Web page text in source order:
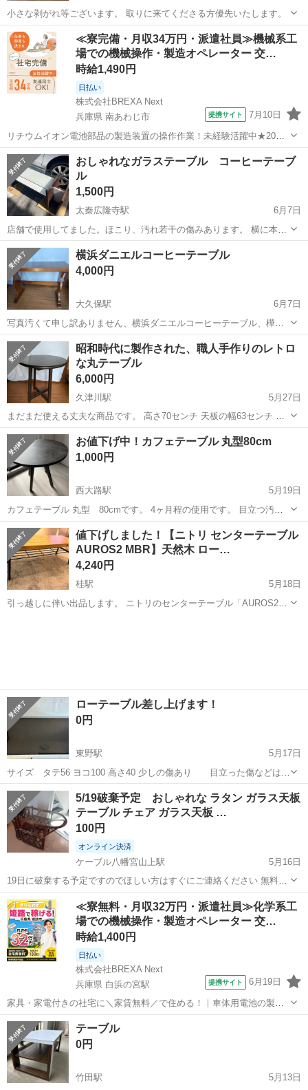
小さな剥がれ等ございます。 取りに来てくださる方優先いたします。
京都 京都市 藤森駅 テーブル LOWYA
≪寮完備・月収34万円・派遣社員≫機械系工
場での機械操作・製造オペレーター 交…
時給1,490円
日払い
株式会社BREXA Next
兵庫県 南あわじ市
提携サイト 7月10日
リチウムイオン電池部品の製造装置の操作作業！未経験活躍中★20～
50代の男性活躍中！嬉しい時給1,490円！生活支援物資事前対応可◎ワ
ンルーム寮完備！赴任旅費会社負担！正社員登用制度あり◎《兵庫県
南あわじ市》 人気の工場の...
兵庫 南あわじ市 その他
おしゃれなガラステーブル コーヒーテーブ
ル
1,500円
太秦広隆寺駅
6月7日
店舗で使用してました。ほこり、汚れ若干の傷みあります。 横に本が
立てかけられようになってます。 ガラス板下も棚になってるので本が
置けます。 絵本は商品に含まれません。 引き取り希望です。 神経質
な方はご遠慮ください。 ...
京都 京都市 太秦広隆寺駅 ガラス
横浜ダニエルコーヒーテーブル
4,000円
大久保駅
6月7日
写真汚くて申し訳ありません、横浜ダニエルコーヒーテーブル、樺
桜、使用感キズ等ありますが、まだまだ丈夫な商品です、こちらはダ
ニエルですが、刻印はありません、9000円はお得かなと、 脚の底が痛
んでいる箇所がございますが、使用...
京都 宇治市 大久保駅 テーブル 素人
昭和時代に製作された、職人手作りのレトロ
な丸テーブル
6,000円
久津川駅
5月27日
まだまだ使える丈夫な商品です。 高さ70センチ 天板の幅63センチ 素
人採寸です。
京都 城陽市 久津川駅 テーブル レトロ
お値下げ中！カフェテーブル 丸型80cm
1,000円
西大路駅
5月19日
カフェテーブル 丸型 80cmです。 4ヶ月程の使用です。 目立つ汚れ
もなく綺麗な状態です。 カラーはモルタルグレーです。 楽天市場で購
入しました。 購入価格は12,980円。 天板と脚は分解しての引き渡しを
予定しています...
京都 京都市 西大路駅 テーブル 天板
値下げしました！【ニトリ センターテーブル
AUROS2 MBR】天然木 ロー…
4,240円
桂駅
5月18日
引っ越しに伴い出品します。 ニトリのセンターテーブル「AUROS2
ローテーブル差し上げます！
0円
東野駅
5月17日
サイズ タテ56 ヨコ100 高さ40 少しの傷あり 目立った傷などはあ
りません。 色 ブラック 平日の夕方以降で、山科まで取りに来て頂け
る方優先させて頂きます。 時間応相談。
京都 京都市 東野駅 テーブル ロー
5/19破棄予定 おしゃれな ラタン ガラス天板
テーブル チェア ガラス天板 …
100円
オンライン決済
ケーブル八幡宮山上駅
5月16日
19日に破棄する予定ですのでほしい方はすぐにご連絡ください 無料で
すのでこちらにこられる方限定です。 母よりもらった昭和レトロな籐
家具になります 長らく玄関でディスプレイ台として使用していました
椅子が一つ足りませんのでお...
京都 八幡市 ケーブル八幡宮山上駅 テーブル 天板
≪寮無料・月収32万円・派遣社員≫化学系工
場での機械操作・製造オペレーター 交…
時給1,400円
日払い
株式会社BREXA Next
兵庫県 白浜の宮駅
提携サイト 6月19日
家具・家電付きの社宅に＼家賃無料／で住める！｜車体用電池の製造
｜未経験から月収例32万円♪｜さらに【年間休日130日】！ 人気の工場
のお仕事 ◇車体用電池の製造◇ 機械の操作、部品のセッティング、検
査、清掃業務など。 ...
兵庫 姫路市 白浜の宮駅
テーブル
0円
竹田駅
5月13日